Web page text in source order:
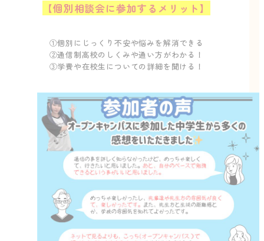
【個別相談会に参加するメリット】
①個別にじっくり不安や悩みを解消できる
②通信制高校のしくみや通い方がわかる！
③学費や在校生についての詳細を聞ける！